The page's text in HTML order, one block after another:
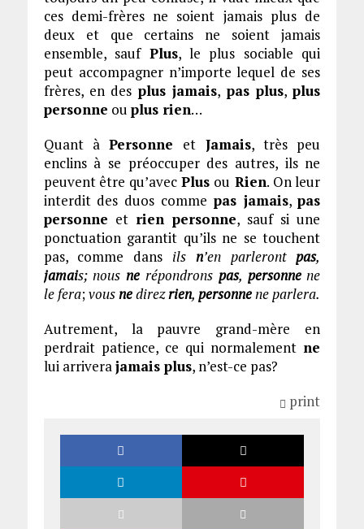
ces demi-frères ne soient jamais plus de
deux et que certains ne soient jamais
ensemble, sauf Plus, le plus sociable qui
peut accompagner n’importe lequel de ses
frères, en des plus jamais, pas plus,plus
personne ou plus rien…
Quant à Personne et Jamais, très peu
enclins à se préoccuper des autres, ils ne
peuvent être qu’avec Plus ou Rien. On leur
interdit des duos comme pas jamais,pas
personne et rien personne, sauf si une
ponctuation garantit qu’ils ne se touchent
pas, comme dans ils n’en parlerontpas,
jamais; nousne répondrons pas, personnene
le fera;vousnedirezrien, personnene parlera.
Autrement, la pauvre grand-mère en
perdrait patience, ce qui normalement ne
lui arriverajamais plus, n’est-ce pas?
print